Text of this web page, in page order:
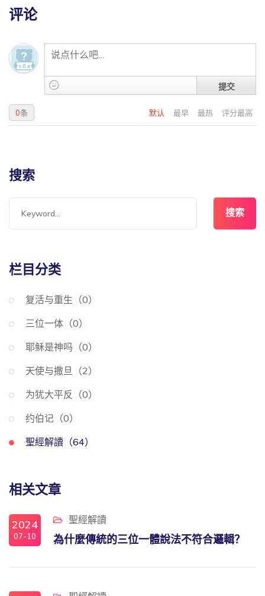
评论
提交
默认 最早 最热 评分最高
0条
搜索
搜索
栏目分类
复活与重生（0）
三位一体（0）
耶稣是神吗（0）
天使与撒旦（2）
为犹大平反（0）
约伯记（0）
聖經解讀（64）
相关文章
2024
07-10
聖經解讀
為什麼傳統的三位一體說法不符合邏輯？